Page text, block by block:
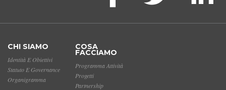
CHI SIAMO
Identità E Obiettivi
Statuto E Governance
Organigramma
COSA
FACCIAMO
Programma Attività
Progetti
Partnership